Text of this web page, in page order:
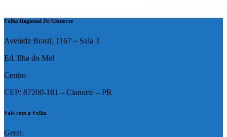
Folha Regional De Cianorte
Avenida Brasil, 1167 – Sala 3
Ed. Ilha do Mel
Centro
CEP: 87200-181 – Cianorte – PR
Fale com a Folha
Geral: